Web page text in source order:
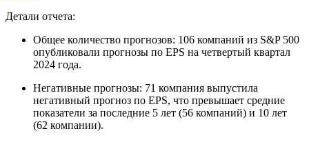
Детали отчета:
Общее количество прогнозов: 106 компаний из S&P 500
опубликовали прогнозы по EPS на четвертый квартал
2024 года.
Негативные прогнозы: 71 компания выпустила
негативный прогноз по EPS, что превышает средние
показатели за последние 5 лет (56 компаний) и 10 лет
(62 компании).